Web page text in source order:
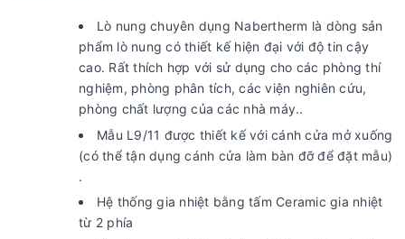
Lò nung chuyên dụng Nabertherm là dòng sản
phẩm lò nung có thiết kế hiện đại với độ tin cậy
cao. Rất thích hợp với sử dụng cho các phòng thí
nghiệm, phòng phân tích, các viện nghiên cứu,
phòng chất lượng của các nhà máy..
Mẫu L9/11 được thiết kế với cánh cửa mở xuống
(có thể tận dụng cánh cửa làm bàn đỡ để đặt mẫu)
.
Hệ thống gia nhiệt bằng tấm Ceramic gia nhiệt
từ 2 phía